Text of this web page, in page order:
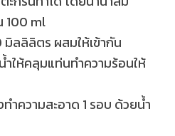
100 ml
ลลิลิตร ผสมให้เข้ากัน
ำให้คลุมแท่นทำความร้อนให้
ำความสะอาด 1 รอบ ด้วยน้ำ